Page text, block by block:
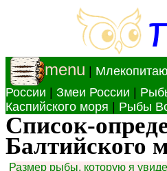
menu
России
Змеи России
Каспийского моря
Рыбы
Список-
Балтийского
Размер рыбы, которую я